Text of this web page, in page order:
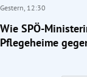
Gestern, 12:30
Wie SPÖ-
Pflegeheime